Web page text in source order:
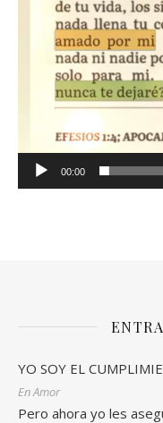
00:00
YO SOY EL
En Amor
Pero ahora yo les